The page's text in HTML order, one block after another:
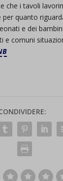
che i tavoli
quanto
e dei
e comuni